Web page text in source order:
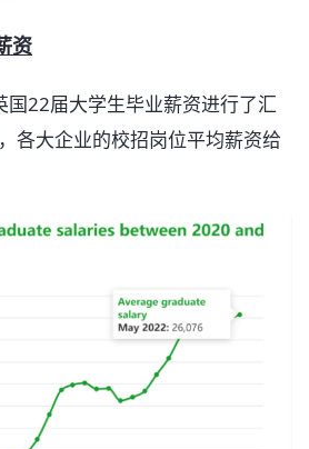
资
22届大学生毕业薪资进行了汇
各大企业的校招岗位平均薪资给